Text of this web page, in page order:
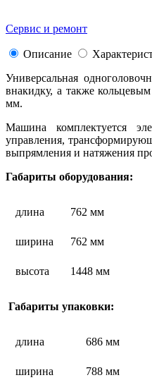
Сервис и ремонт
Описание
Универсальная
внакидку, а также
мм.
Машина комплектуется
управления,
выпрямления и натяжения
Габариты оборудования:
длина 762 мм
ширина 762 мм
высота 1448 мм
Габариты упаковки:
длина 686 мм
ширина 788 мм